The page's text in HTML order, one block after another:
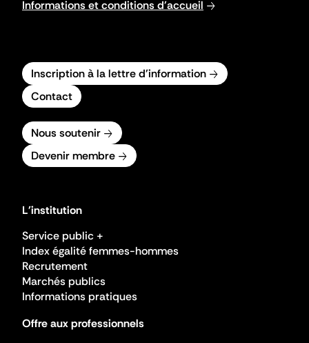
Informations et conditions d'accueil
Inscription à la lettre d'information
Contact
Nous soutenir
Devenir membre
L'institution
Service public +
Index égalité femmes-hommes
Recrutement
Marchés publics
Informations pratiques
Offre aux professionnels